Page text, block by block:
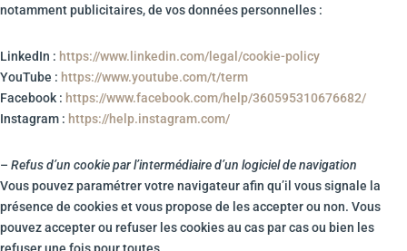
notamment publicitaires, de vos données personnelles :
LinkedIn : https://www.linkedin.com/legal/cookie-policy
YouTube : https://www.youtube.com/t/term
Facebook : https://www.facebook.com/help/360595310676682/
Instagram : https://help.instagram.com/
– Refus d’un cookie par l’intermédiaire d’un logiciel de navigation
Vous pouvez paramétrer votre navigateur afin qu’il vous signale la
présence de cookies et vous propose de les accepter ou non. Vous
pouvez accepter ou refuser les cookies au cas par cas ou bien les